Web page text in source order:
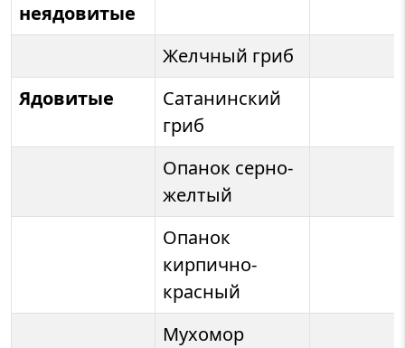
неядовитые
Желчный гриб
Ядовитые
Сатанинский
гриб
Опанок серно-
желтый
Опанок
кирпично-
красный
Мухомор